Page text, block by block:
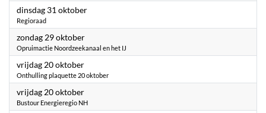
dinsdag 31 oktober2023
Regioraad
zondag 29 oktober2023
Opruimactie Noordzeekanaal en het IJ
vrijdag 20 oktober2023
Onthulling plaquette 20 oktober
vrijdag 20 oktober2023
Bustour Energieregio NH